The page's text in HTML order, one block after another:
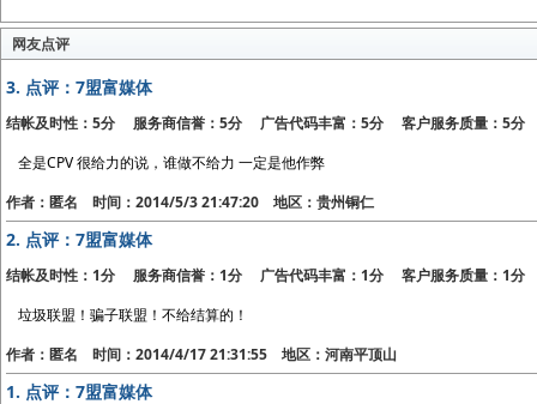
网友点评
3. 点评：7盟富媒体
结帐及时性：5分 服务商信誉：5分 广告代码丰富：5分 客户服务质量：5分
全是CPV 很给力的说，谁做不给力 一定是他作弊
作者：匿名 时间：2014/5/3 21:47:20 地区：贵州铜仁
2. 点评：7盟富媒体
结帐及时性：1分 服务商信誉：1分 广告代码丰富：1分 客户服务质量：1分
垃圾联盟！骗子联盟！不给结算的！
作者：匿名 时间：2014/4/17 21:31:55 地区：河南平顶山
1. 点评：7盟富媒体